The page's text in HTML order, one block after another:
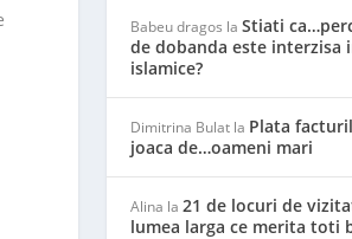
Babeu dragos laStiati
de dobanda este interzisa
islamice?
Dimitrina Bulat la Plata
joaca de…oameni mari
Alina la21 de locuri de
lumea larga ce merita toti